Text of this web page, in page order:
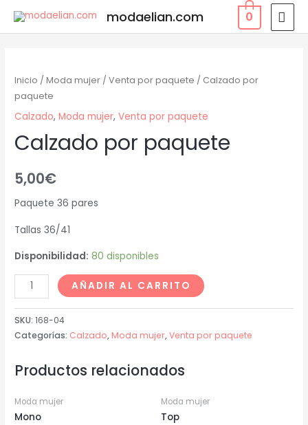
modaelian.com 0
Inicio /Moda mujer /Venta por paquete / Calzado por
paquete
Calzado,Moda mujer,Venta por paquete
Calzado por paquete
5,00€
Paquete 36 pares
Tallas 36/41
Disponibilidad: 80 disponibles
AÑADIR AL CARRITO
SKU:168-04
Categorías: Calzado, Moda mujer,Venta por paquete
Productos relacionados
Moda mujer
Mono
Moda mujer
Top